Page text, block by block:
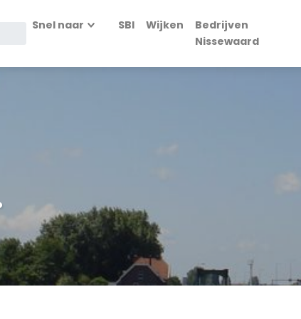
Snel naar SBI Wijken
Bedrijven
Nissewaard